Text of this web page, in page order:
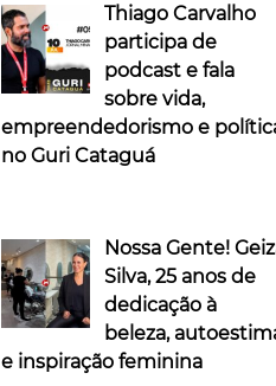
Thiago Carvalho
participa de
podcast e fala
sobre vida,
empreendedorismo e
no Guri Cataguá
Nossa Gente!
Silva, 25 anos de
dedicação à
beleza,
e inspiração feminina